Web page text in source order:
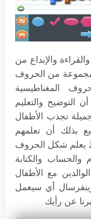
والإبداع من
من الحروف
المغناطيسية
التوضيح والتعليم
تجذب الأطفال
بذلك أن تعلمهم
يعلم شكل الحروف
والحساب والكتابة
مع الأطفال
أي سيعمل
عن رأيك